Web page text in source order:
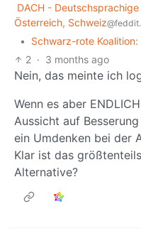
DACH -
Österreich, Schweiz
•
Schwarz-rote
2 · 3 months ago
Nein, das meinte ich
Wenn es aber
Aussicht auf
ein Umdenken bei der
Klar ist das
Alternative?